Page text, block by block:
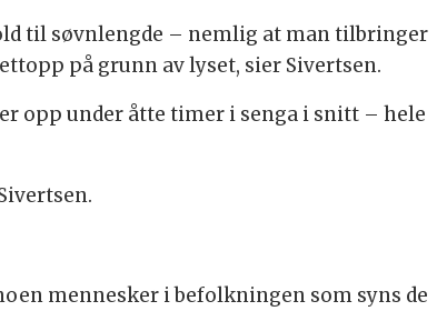
til søvnlengde – nemlig at man tilbringer
på grunn av lyset, sier Sivertsen.
opp under åtte timer i senga i snitt – hele
mennesker i befolkningen som syns de